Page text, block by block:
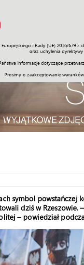
i Rady (UE) 2016/
oraz uchylenia
informacje dotyczące
Prosimy o zaakceptowanie
Prawo Świat
symbol powstańczej
dziś w
– powiedział